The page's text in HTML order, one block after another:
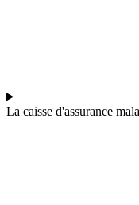
La caisse d'assurance